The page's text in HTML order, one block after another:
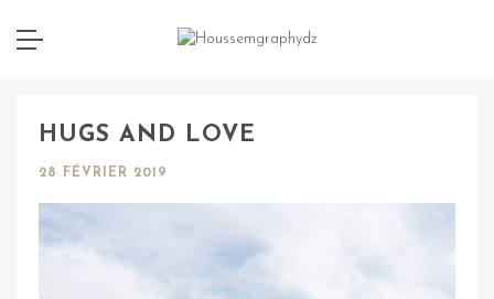
HUGS AND LOVE
28 FÉVRIER 2019